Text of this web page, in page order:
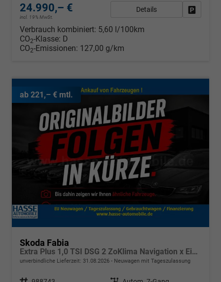
24.990,– €
incl. 19% MwSt.
Details
Verbrauch kombiniert: 5,60 l/100km
CO2-Klasse: D
CO2-Emissionen: 127,00 g/km
ab 221,– € mtl.
Skoda Fabia
Extra Plus 1,0 TSI DSG 2 ZoKlima Navigation x Einparkhilfe Kessy beheiztes Lenkrad Sitzheizung Sunset 5J Garantie
unverbindliche Lieferzeit: 31.08.2026 Neuwagen mit Tageszulassung